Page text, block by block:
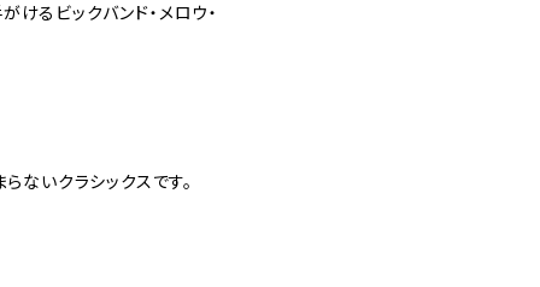
るビックバンド・メロウ・
ないクラシックスです。